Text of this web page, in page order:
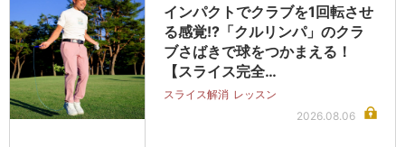
インパクトでクラブを1回転させ
る感覚!?「クルリンパ」のクラ
ブさばきで球をつかまえる！
【スライス完全…
スライス解消 レッスン
2026.08.06